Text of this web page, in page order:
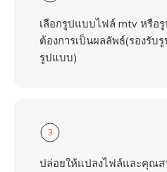
เลือกรูปแบบไฟล์ mtv หรือ
ต้องการเป็นผลลัพธ์(รองรับ
รูปแบบ)
3
ปล่อยให้แปลงไฟล์และคุณ